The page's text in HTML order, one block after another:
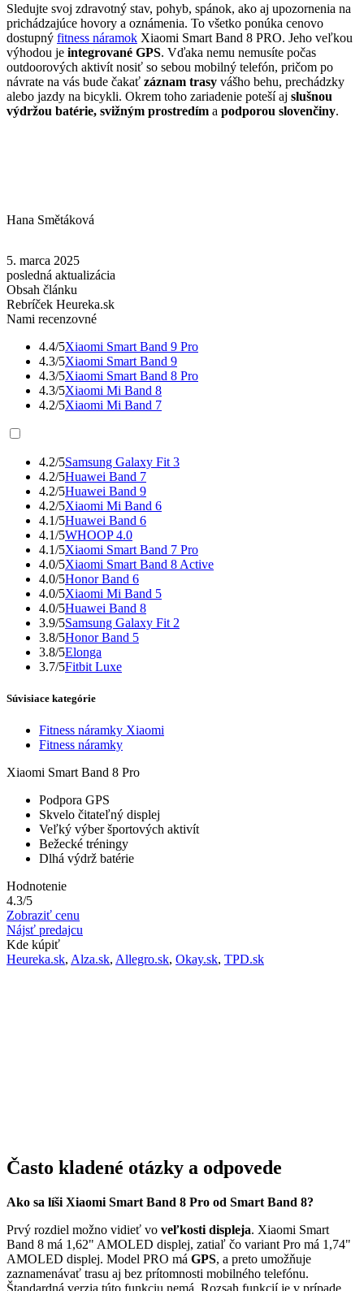
Sledujte svoj zdravotný stav, pohyb, spánok, ako aj upozornenia na
prichádzajúce hovory a oznámenia. To všetko ponúka cenovo
dostupný fitness náramok Xiaomi Smart Band 8 PRO. Jeho veľkou
výhodou je integrované GPS. Vďaka nemu nemusíte počas
outdoorových aktivít nosiť so sebou mobilný telefón, pričom po
návrate na vás bude čakať záznam trasy vášho behu, prechádzky
alebo jazdy na bicykli. Okrem toho zariadenie poteší aj slušnou
výdržou batérie, svižným prostredím a podporou slovenčiny.
Hana Smětáková
5. marca 2025
posledná aktualizácia
Obsah článku
Rebríček Heureka.sk
Nami recenzovné
4.4/5Xiaomi Smart Band 9 Pro
4.3/5Xiaomi Smart Band 9
4.3/5Xiaomi Smart Band 8 Pro
4.3/5Xiaomi Mi Band 8
4.2/5Xiaomi Mi Band 7
4.2/5Samsung Galaxy Fit 3
4.2/5Huawei Band 7
4.2/5Huawei Band 9
4.2/5Xiaomi Mi Band 6
4.1/5Huawei Band 6
4.1/5WHOOP 4.0
4.1/5Xiaomi Smart Band 7 Pro
4.0/5Xiaomi Smart Band 8 Active
4.0/5Honor Band 6
4.0/5Xiaomi Mi Band 5
4.0/5Huawei Band 8
3.9/5Samsung Galaxy Fit 2
3.8/5Honor Band 5
3.8/5Elonga
3.7/5Fitbit Luxe
Súvisiace kategórie
Fitness náramky Xiaomi
Fitness náramky
Xiaomi Smart Band 8 Pro
Podpora GPS
Skvelo čitateľný displej
Veľký výber športových aktivít
Bežecké tréningy
Dlhá výdrž batérie
Hodnotenie
4.3/5
Zobraziť cenu
Nájsť predajcu
Kde kúpiť
Heureka.sk, Alza.sk, Allegro.sk, Okay.sk, TPD.sk
Často kladené otázky a odpovede
Ako sa líši Xiaomi Smart Band 8 Pro od Smart Band 8?
Prvý rozdiel možno vidieť vo veľkosti displeja. Xiaomi Smart
Band 8 má 1,62" AMOLED displej, zatiaľ čo variant Pro má 1,74"
AMOLED displej. Model PRO má GPS, a preto umožňuje
zaznamenávať trasu aj bez prítomnosti mobilného telefónu.
Štandardná verzia túto funkciu nemá. Rozsah funkcií je v prípade